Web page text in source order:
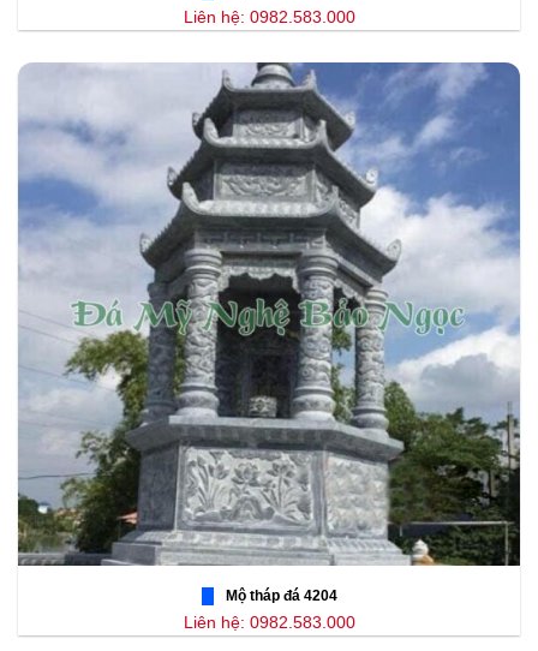
Liên hệ: 0982.583.000
Mộ tháp đá 4204
Liên hệ: 0982.583.000